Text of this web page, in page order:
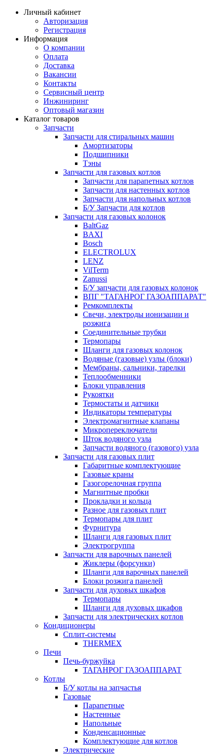
Личный кабинет
Авторизация
Регистрация
Информация
О компании
Оплата
Доставка
Вакансии
Контакты
Сервисный центр
Инжиниринг
Оптовый магазин
Каталог товаров
Запчасти
Запчасти для стиральных машин
Амортизаторы
Подшипники
Тэны
Запчасти для газовых котлов
Запчасти для парапетных котлов
Запчасти для настенных котлов
Запчасти для напольных котлов
Б/У Запчасти для котлов
Запчасти для газовых колонок
BaltGaz
BAXI
Bosch
ELECTROLUX
LENZ
VilTerm
Zanussi
Б/У запчасти для газовых колонок
ВПГ "ТАГАНРОГ ГАЗОАППАРАТ"
Ремкомплекты
Свечи, электроды ионизации и
розжига
Соединительные трубки
Термопары
Шланги для газовых колонок
Водяные (газовые) узлы (блоки)
Мембраны, сальники, тарелки
Теплообменники
Блоки управления
Рукоятки
Термостаты и датчики
Индикаторы температуры
Электромагнитные клапаны
Микропереключатели
Шток водяного узла
Запчасти водяного (газового) узла
Запчасти для газовых плит
Габаритные комплектующие
Газовые краны
Газогорелочная группа
Магнитные пробки
Прокладки и кольца
Разное для газовых плит
Термопары для плит
Фурнитура
Шланги для газовых плит
Электрогруппа
Запчасти для варочных панелей
Жиклеры (форсунки)
Шланги для варочных панелей
Блоки розжига панелей
Запчасти для духовых шкафов
Термопары
Шланги для духовых шкафов
Запчасти для электрических котлов
Кондиционеры
Сплит-системы
THERMEX
Печи
Печь-буржуйка
ТАГАНРОГ ГАЗОАППАРАТ
Котлы
Б/У котлы на запчастья
Газовые
Парапетные
Настенные
Напольные
Конденсационные
Комплектующие для котлов
Электрические